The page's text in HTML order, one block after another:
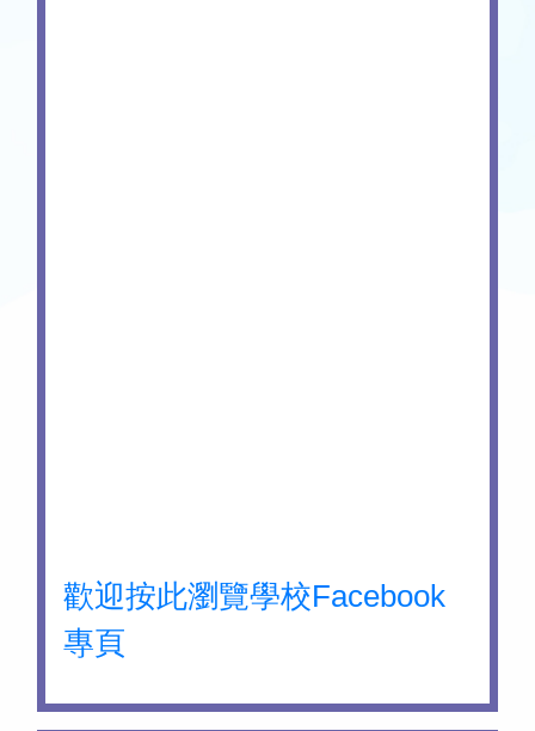
歡迎按此瀏覽學校Facebook
專頁